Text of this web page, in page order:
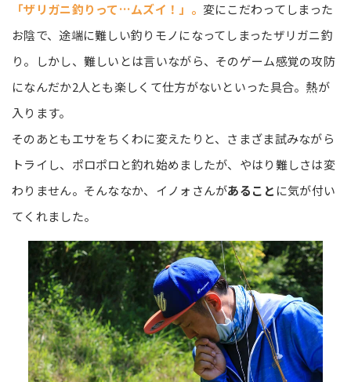
「ザリガニ釣りって…ムズイ！」。 変にこだわってしまった
お陰で、途端に難しい釣りモノになってしまったザリガニ釣
り。しかし、難しいとは言いながら、そのゲーム感覚の攻防
になんだか2人とも楽しくて仕方がないといった具合。熱が
入ります。
そのあともエサをちくわに変えたりと、さまざま試みながら
トライし、ポロポロと釣れ始めましたが、やはり難しさは変
わりません。そんななか、イノォさんがあること に気が付い
てくれました。